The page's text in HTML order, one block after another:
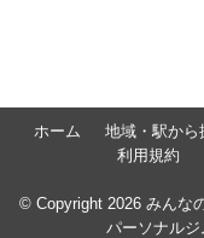
ホーム 地域・駅から
利用規約
© Copyright 2026 みんな
パーソナル